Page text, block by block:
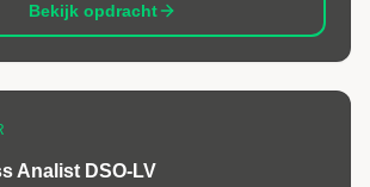
Bekijk opdracht
Analist DSO-LV